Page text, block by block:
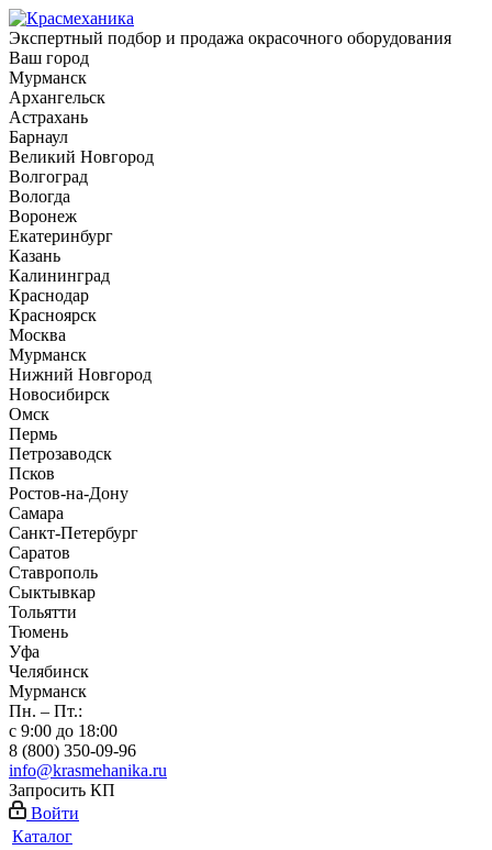
Экспертный подбор и продажа окрасочного оборудования
Ваш город
Мурманск
Архангельск
Астрахань
Барнаул
Великий Новгород
Волгоград
Вологда
Воронеж
Екатеринбург
Казань
Калининград
Краснодар
Красноярск
Москва
Мурманск
Нижний Новгород
Новосибирск
Омск
Пермь
Петрозаводск
Псков
Ростов-на-Дону
Самара
Санкт-Петербург
Саратов
Ставрополь
Сыктывкар
Тольятти
Тюмень
Уфа
Челябинск
Мурманск
Пн. – Пт.:
с 9:00 до 18:00
8 (800) 350-09-96
info@krasmehanika.ru
Запросить КП
Войти
Каталог